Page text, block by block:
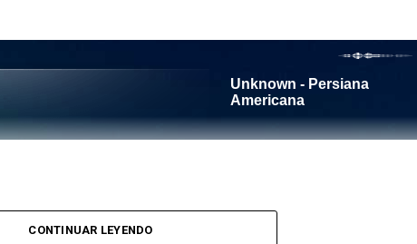
por el Tango es un programa radiofónico semanal
CONTINUAR LEYENDO